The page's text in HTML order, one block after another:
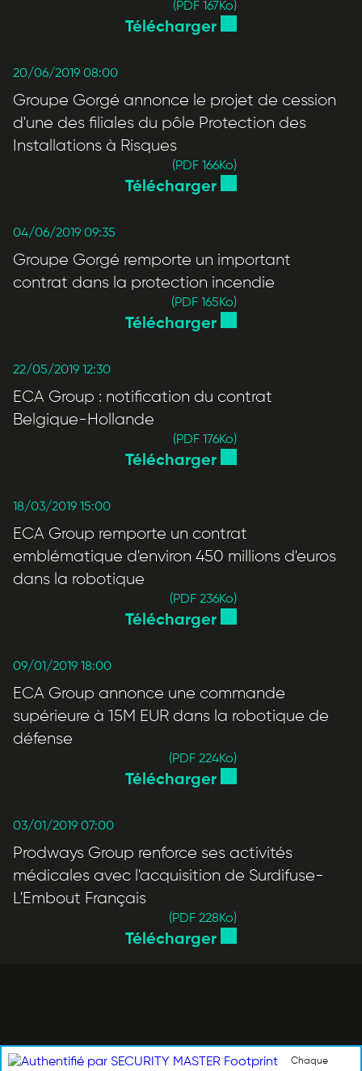
(PDF 167Ko)
Télécharger
20/06/2019 08:00
Groupe Gorgé annonce le projet de cession
d'une des filiales du pôle Protection des
Installations à Risques
(PDF 166Ko)
Télécharger
04/06/2019 09:35
Groupe Gorgé remporte un important
contrat dans la protection incendie
(PDF 165Ko)
Télécharger
22/05/2019 12:30
ECA Group : notification du contrat
Belgique-Hollande
(PDF 176Ko)
Télécharger
18/03/2019 15:00
ECA Group remporte un contrat
emblématique d'environ 450 millions d'euros
dans la robotique
(PDF 236Ko)
Télécharger
09/01/2019 18:00
ECA Group annonce une commande
supérieure à 15M EUR dans la robotique de
défense
(PDF 224Ko)
Télécharger
03/01/2019 07:00
Prodways Group renforce ses activités
médicales avec l'acquisition de Surdifuse-
L'Embout Français
(PDF 228Ko)
Télécharger
Chaque